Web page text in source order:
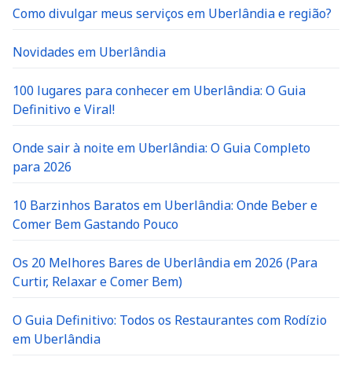
Como divulgar meus serviços em Uberlândia e região?
Novidades em Uberlândia
100 lugares para conhecer em Uberlândia: O Guia
Definitivo e Viral!
Onde sair à noite em Uberlândia: O Guia Completo
para 2026
10 Barzinhos Baratos em Uberlândia: Onde Beber e
Comer Bem Gastando Pouco
Os 20 Melhores Bares de Uberlândia em 2026 (Para
Curtir, Relaxar e Comer Bem)
O Guia Definitivo: Todos os Restaurantes com Rodízio
em Uberlândia